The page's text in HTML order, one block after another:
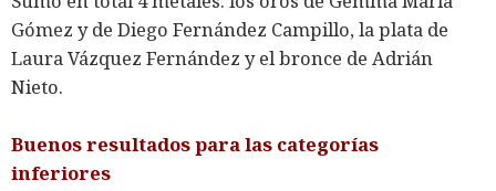
Gómez y de Diego Fernández Campillo, la plata de
Laura Vázquez Fernández y el bronce de Adrián
Nieto.
Buenos resultados para las categorías
inferiores